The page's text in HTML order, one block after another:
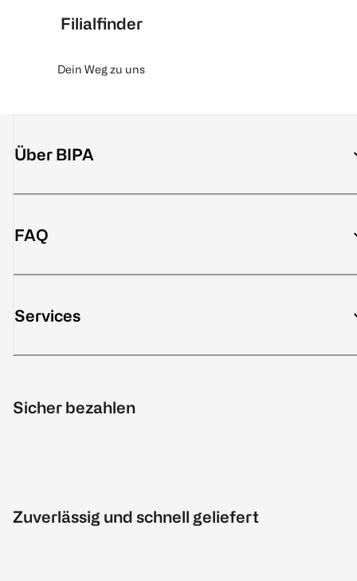
Filialfinder
Dein Weg zu uns
Über BIPA
FAQ
Services
Sicher bezahlen
Zuverlässig und schnell geliefert